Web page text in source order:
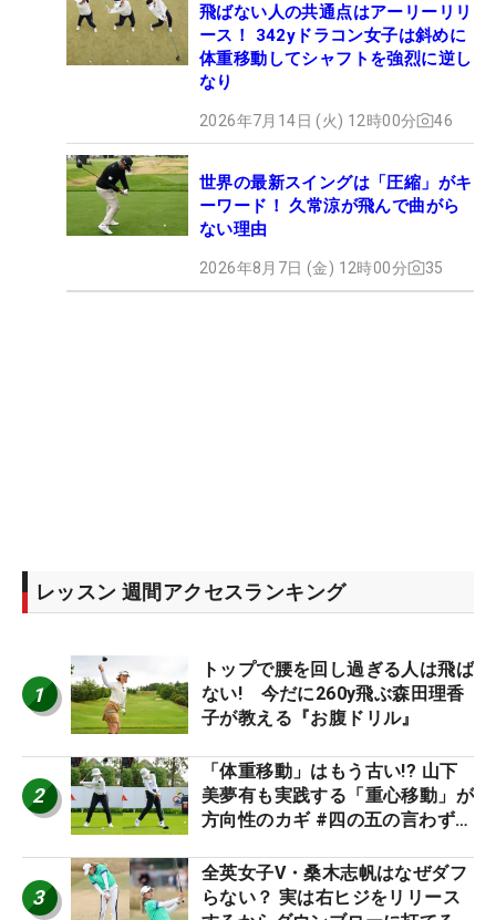
飛ばない人の共通点はアーリーリリ
ース！ 342yドラコン女子は斜めに
体重移動してシャフトを強烈に逆し
なり
2026年7月14日 (火) 12時00分 46
世界の最新スイングは「圧縮」がキ
ーワード！ 久常涼が飛んで曲がら
ない理由
2026年8月7日 (金) 12時00分 35
レッスン 週間アクセスランキング
1
トップで腰を回し過ぎる人は飛ば
ない! 今だに260y飛ぶ森田理香
子が教える『お腹ドリル』
2
「体重移動」はもう古い!? 山下
美夢有も実践する「重心移動」が
方向性のカギ #四の五の言わず振
3
全英女子V・桑木志帆はなぜダフ
らない？ 実は右ヒジをリリース